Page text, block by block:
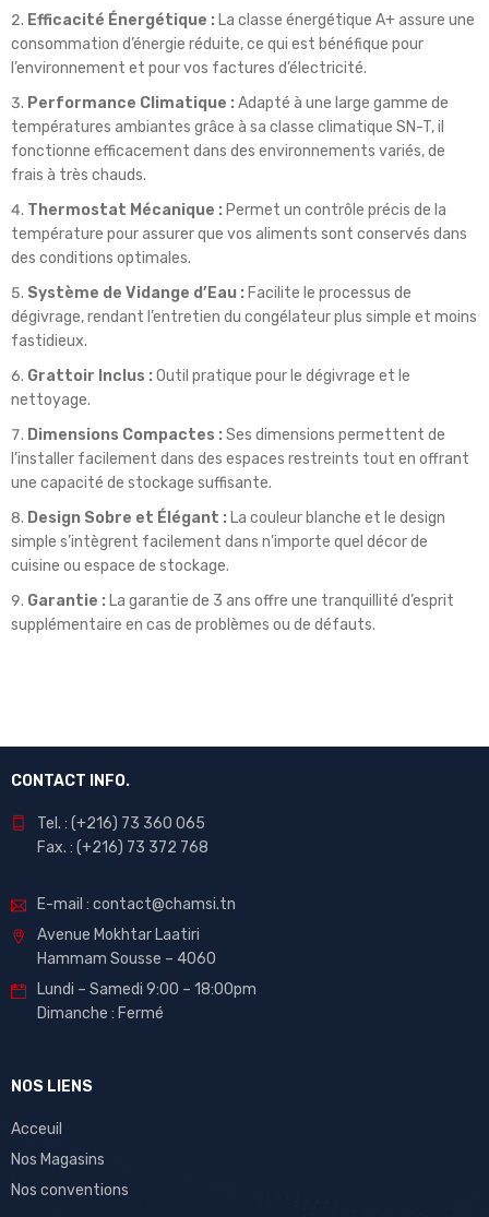
Efficacité Énergétique : La classe énergétique A+ assure une
consommation d’énergie réduite, ce qui est bénéfique pour
l’environnement et pour vos factures d’électricité.
Performance Climatique : Adapté à une large gamme de
températures ambiantes grâce à sa classe climatique SN-T, il
fonctionne efficacement dans des environnements variés, de
frais à très chauds.
Thermostat Mécanique : Permet un contrôle précis de la
température pour assurer que vos aliments sont conservés dans
des conditions optimales.
Système de Vidange d’Eau : Facilite le processus de
dégivrage, rendant l’entretien du congélateur plus simple et moins
fastidieux.
Grattoir Inclus : Outil pratique pour le dégivrage et le
nettoyage.
Dimensions Compactes : Ses dimensions permettent de
l’installer facilement dans des espaces restreints tout en offrant
une capacité de stockage suffisante.
Design Sobre et Élégant : La couleur blanche et le design
simple s’intègrent facilement dans n’importe quel décor de
cuisine ou espace de stockage.
Garantie : La garantie de 3 ans offre une tranquillité d’esprit
supplémentaire en cas de problèmes ou de défauts.
CONTACT INFO.
Tel. : (+216) 73 360 065
Fax. : (+216) 73 372 768
E-mail : contact@chamsi.tn
Avenue Mokhtar Laatiri
Hammam Sousse – 4060
Lundi – Samedi 9:00 – 18:00pm
Dimanche : Fermé
NOS LIENS
Acceuil
Nos Magasins
Nos conventions